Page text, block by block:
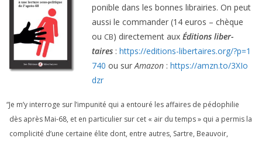
po­nible dans les bonnes librai­ries. On peut
aus­si le com­man­der (14 euros – chèque
ou CB) direc­te­ment aux Éditions liber­
taires : https://​edi​tions​-liber​taires​.org/​?​p​=​1
740 ou sur Amazon : https://​amzn​.to/​3​X​I​o​
dzr
“Je m’y inter­roge sur l’impunité qui a entou­ré les affaires de pédo­phi­lie
dès après Mai-68, et en par­ti­cu­lier sur cet « air du temps » qui a per­mis la
com­pli­ci­té d’une cer­taine élite dont, entre autres, Sartre, Beauvoir,